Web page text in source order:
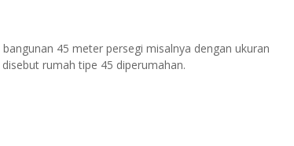
45 meter persegi misalnya dengan ukuran
rumah tipe 45 diperumahan.